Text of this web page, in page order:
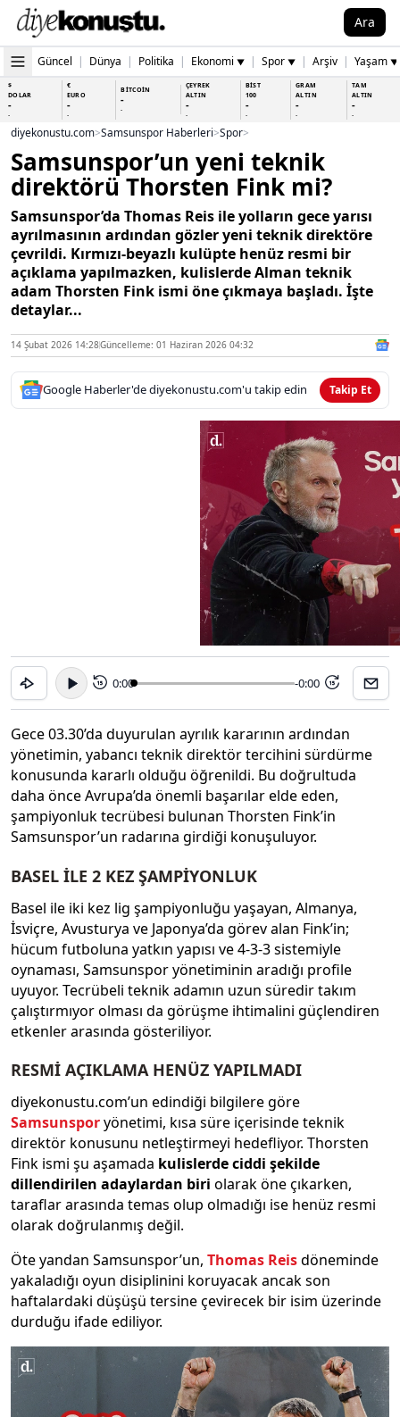
Ara
Güncel | Dünya | Politika | Ekonomi ▼ | Spor ▼ | Arşiv | Yaşam ▼
$
DOLAR
-
-
€
EURO
-
-
BİTCOİN
-
-
ÇEYREK
ALTIN
-
-
BİST
100
-
-
GRAM
ALTIN
-
-
TAM
ALTIN
-
-
diyekonustu.com>Samsunspor Haberleri>Spor>
Samsunspor’un yeni teknik
direktörü Thorsten Fink mi?
Samsunspor’da Thomas Reis ile yolların gece yarısı
ayrılmasının ardından gözler yeni teknik direktöre
çevrildi. Kırmızı-beyazlı kulüpte henüz resmi bir
açıklama yapılmazken, kulislerde Alman teknik
adam Thorsten Fink ismi öne çıkmaya başladı. İşte
detaylar...
14 Şubat 2026 14:28Güncelleme: 01 Haziran 2026 04:32
Google Haberler'de diyekonustu.com'u takip edin Takip Et
15 0:00 -0:00 15
Gece 03.30’da duyurulan ayrılık kararının ardından
yönetimin, yabancı teknik direktör tercihini sürdürme
konusunda kararlı olduğu öğrenildi. Bu doğrultuda
daha önce Avrupa’da önemli başarılar elde eden,
şampiyonluk tecrübesi bulunan Thorsten Fink’in
Samsunspor’un radarına girdiği konuşuluyor.
BASEL İLE 2 KEZ ŞAMPİYONLUK
Basel ile iki kez lig şampiyonluğu yaşayan, Almanya,
İsviçre, Avusturya ve Japonya’da görev alan Fink’in;
hücum futboluna yatkın yapısı ve 4-3-3 sistemiyle
oynaması, Samsunspor yönetiminin aradığı profile
uyuyor. Tecrübeli teknik adamın uzun süredir takım
çalıştırmıyor olması da görüşme ihtimalini güçlendiren
etkenler arasında gösteriliyor.
RESMİ AÇIKLAMA HENÜZ YAPILMADI
diyekonustu.com’un edindiği bilgilere göre
Samsunsporyönetimi, kısa süre içerisinde teknik
direktör konusunu netleştirmeyi hedefliyor. Thorsten
Fink ismi şu aşamada kulislerde ciddi şekilde
dillendirilen adaylardan biri olarak öne çıkarken,
taraflar arasında temas olup olmadığı ise henüz resmi
olarak doğrulanmış değil.
Öte yandan Samsunspor’un, Thomas Reisdöneminde
yakaladığı oyun disiplinini koruyacak ancak son
haftalardaki düşüşü tersine çevirecek bir isim üzerinde
durduğu ifade ediliyor.